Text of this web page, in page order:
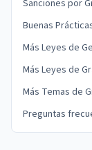
Sanciones por
Buenas
Más Leyes de
Más Leyes de
Más Temas de
Preguntas